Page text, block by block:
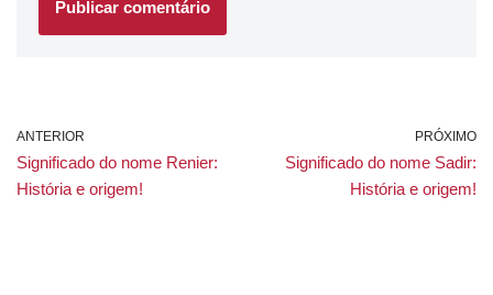
ANTERIOR
Significado do nome Renier:
História e origem!
PRÓXIMO
Significado do nome Sadir:
História e origem!